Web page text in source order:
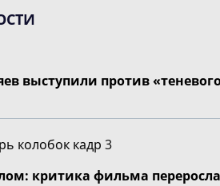
выступили против
критика фильма